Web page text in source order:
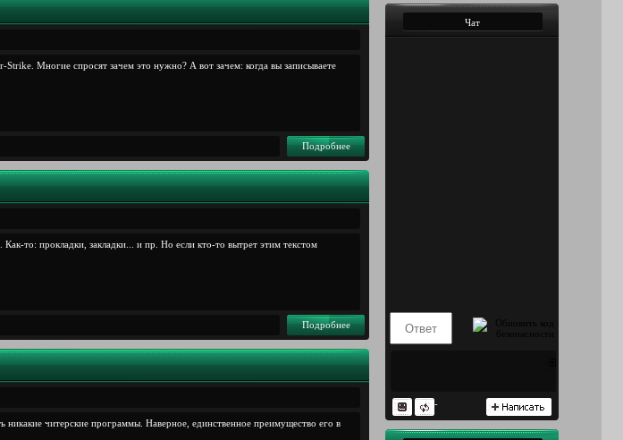
Чат
-
Многие спросят зачем это нужно? А вот зачем: когда вы записываете
Подробнее
то: прокладки, закладки... и пр. Hо если кто-то вытрет этим текстом
Подробнее
никакие читерские программы. Наверное, единственное преимущество его в